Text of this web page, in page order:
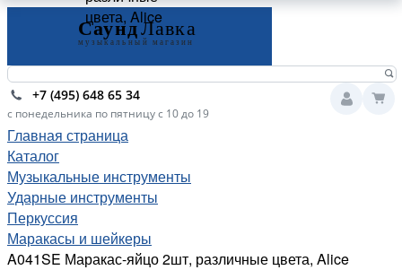
+7 (495) 648 65 34
с понедельника по пятницу с 10 до 19
Главная страница
Каталог
Музыкальные инструменты
Ударные инструменты
Перкуссия
Маракасы и шейкеры
A041SE Маракас-яйцо 2шт, различные цвета, Alice
цвета, Alice